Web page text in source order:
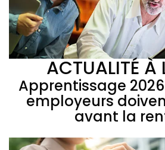
ACTUALITÉ À
Apprentissage
employeurs
avant la